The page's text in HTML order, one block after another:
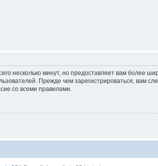
несколько минут, но предоставляет вам более
Прежде чем зарегистрироваться, вам
со всеми правилами.